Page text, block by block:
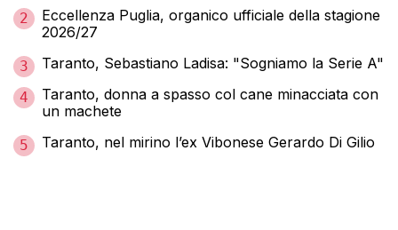
2
Eccellenza Puglia, organico ufficiale della stagione
2026/27
3 Taranto, Sebastiano Ladisa: "Sogniamo la Serie A"
4
Taranto, donna a spasso col cane minacciata con
un machete
5 Taranto, nel mirino l’ex Vibonese Gerardo Di Gilio